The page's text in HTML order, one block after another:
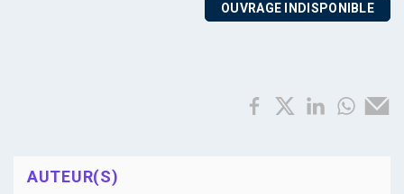
OUVRAGE INDISPONIBLE
AUTEUR(S)